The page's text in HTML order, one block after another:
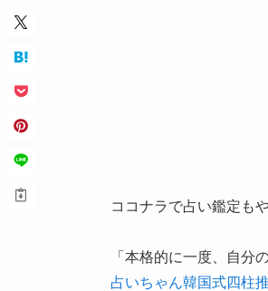
ココナラで占い鑑定も
「本格的に一度、自分
占いちゃん韓国式四柱